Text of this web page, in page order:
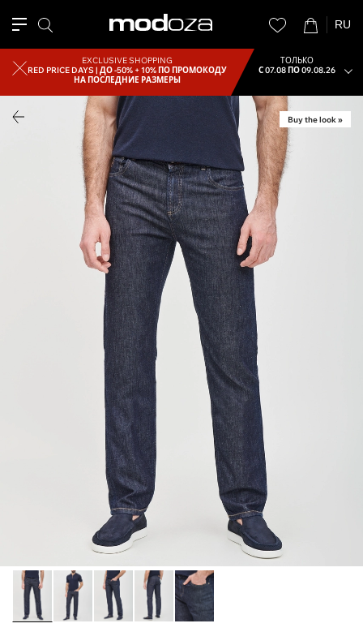
RU
EXCLUSIVE SHOPPING
RED PRICE DAYS |ДО -50% + 10% ПО ПРОМОКОДУ
НА ПОСЛЕДНИЕ РАЗМЕРЫ
ТОЛЬКО
С 07.08 ПО 09.08.26
Buy the look »